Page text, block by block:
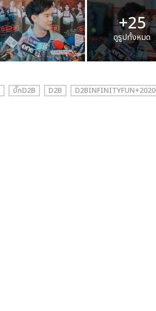
+25
ดูรูปทั้งหมด
บิ๊กD2B D2B
D2BINFINITYFUN+2020